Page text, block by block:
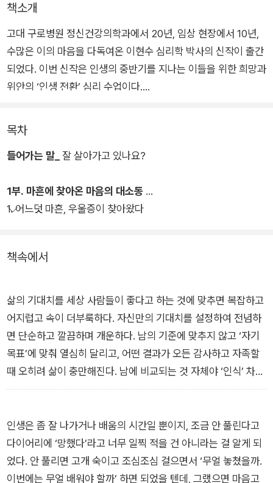
책소개
고대 구로병원 정신건강의학과에서 20년, 임상 현장에서 10년,
수많은 이의 마음을 다독여온 이현수 심리학 박사의 신작이 출간
되었다. 이번 신작은 인생의 중반기를 지나는 이들을 위한 희망과
위안의 ‘인생 전환’ 심리 수업이다.
우리는 성장기에 열심히 배움에 정진하고 최선을 다하면, 중반기
에는 전성기에 달해 인생을 여유롭게 맛보는 시간이 주어질 줄 안
다. 그러나 예상치도 못한 깔딱고개다. ‘내 능력이 이것밖에 안 되
같이 밀려든다.
금이나마 이 시기를 잘 지나갈 방법이 있을 거라 믿으며 부단히
책 『당신은 언제나 괜찮다』에 모두 담았다.
책은 인생 3분기에 갑자기 찾아온 신체적·심리적 대소동의 원인
을 살피고, 소동을 진화할 방법을 찾도록 도와준다. ‘컴포트 존’을
확보하여 삶을 안정화하는 법을 소개하고, 인생 만족지수 지표인
‘해피니스 커브’의 상승선에 빠르게 올라타 제2차 황금기를 맞이
따라가다 보면, 텅 비어버린 자아를 다시 채울 소중한 보물들을
다시 찾을 수 있을 것이다.
살아가는 한 여전히 이것저것 참 많이 흔들리고 힘든 시간을 맞이
목차
들어가는 말_ 잘 살아가고 있나요?
1부. 마흔에 찾아온 마음의 대소동
1. 어느덧 마흔, 우울증이 찾아왔다
책속에서
삶의 기대치를 세상 사람들이 좋다고 하는 것에 맞추면 복잡하고
어지럽고 속이 더부룩하다. 자신만의 기대치를 설정하여 전념하
면 단순하고 깔끔하며 개운하다. 남의 기준에 맞추지 않고 ‘자기
목표’에 맞춰 열심히 달리고, 어떤 결과가 오든 감사하고 자족할
때 오히려 삶이 충만해진다. 남에 비교되는 것 자체야 ‘인식’ 차원
이라 막을 수도 없고 막을 필요도 없지만 상대적 열등감을 느끼는
털어낼 것 1: 욕심과 허세」에서
인생은 좀 잘 나가거나 배움의 시간일 뿐이지, 조금 안 풀린다고
다이어리에 ‘망했다’라고 너무 일찍 적을 건 아니라는 걸 알게 되
었다. 안 풀리면 고개 숙이고 조심조심 걸으면서 ‘무얼 놓쳤을까.
이번에는 무얼 배워야 할까’ 하면 되었을 텐데, 그랬으면 마음고